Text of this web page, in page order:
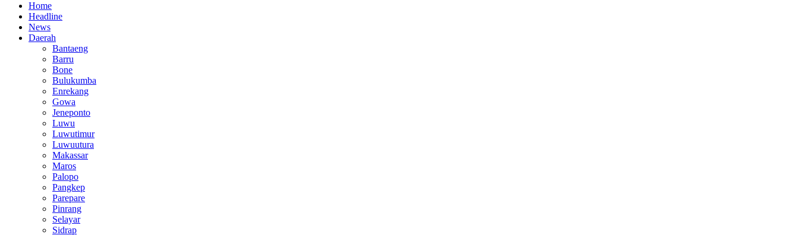
Home
Headline
News
Daerah
Bantaeng
Barru
Bone
Bulukumba
Enrekang
Gowa
Jeneponto
Luwu
Luwutimur
Luwuutura
Makassar
Maros
Palopo
Pangkep
Parepare
Pinrang
Selayar
Sidrap